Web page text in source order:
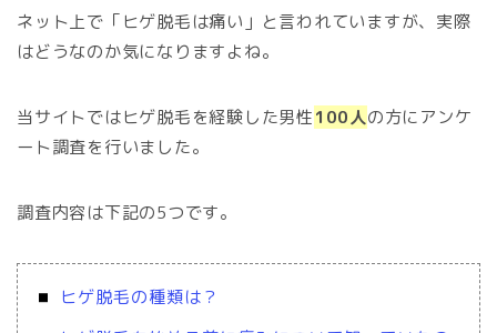
ネット上で「ヒゲ脱毛は痛い」と言われていますが、実際
はどうなのか気になりますよね。
当サイトではヒゲ脱毛を経験した男性100人の方にアンケ
ート調査を行いました。
調査内容は下記の5つです。
ヒゲ脱毛の種類は？